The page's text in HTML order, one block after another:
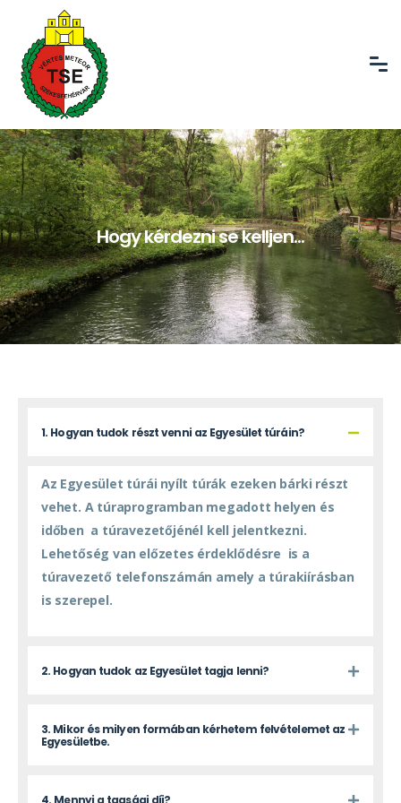
Hogy kérdezni se kelljen...
1. Hogyan tudok részt venni az Egyesület túráin?
Az Egyesület túrái nyílt túrák ezeken bárki részt
vehet. A túraprogramban megadott helyen és
időben a túravezetőjénél kell jelentkezni.
Lehetőség van előzetes érdeklődésre is a
túravezető telefonszámán amely a túrakiírásban
is szerepel.
2. Hogyan tudok az Egyesület tagja lenni?
3. Mikor és milyen formában kérhetem felvételemet az
Egyesületbe.
4. Mennyi a tagsági díj?